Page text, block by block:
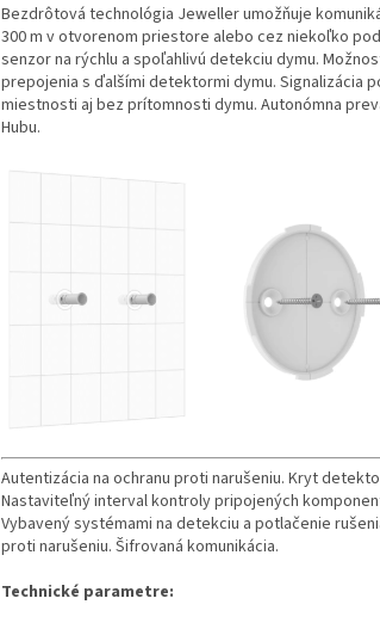
Bezdrôtová technológia Jeweller umožňuje
300 m v otvorenom priestore alebo cez niekoľko
senzor na rýchlu a spoľahlivú detekciu dymu.
prepojenia s ďalšími detektormi dymu. Signalizácia
miestnosti aj bez prítomnosti dymu. Autonómna
Hubu.
Autentizácia na ochranu proti narušeniu. Kryt
Nastaviteľný interval kontroly pripojených
Vybavený systémami na detekciu a potlačenie
proti narušeniu. Šifrovaná komunikácia.
Technické parametre: